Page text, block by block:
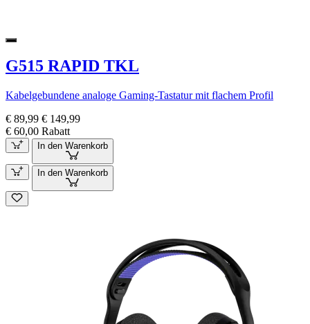
G515 RAPID TKL
Kabelgebundene analoge Gaming-Tastatur mit flachem Profil
€ 89,99 € 149,99
€ 60,00 Rabatt
In den Warenkorb
In den Warenkorb